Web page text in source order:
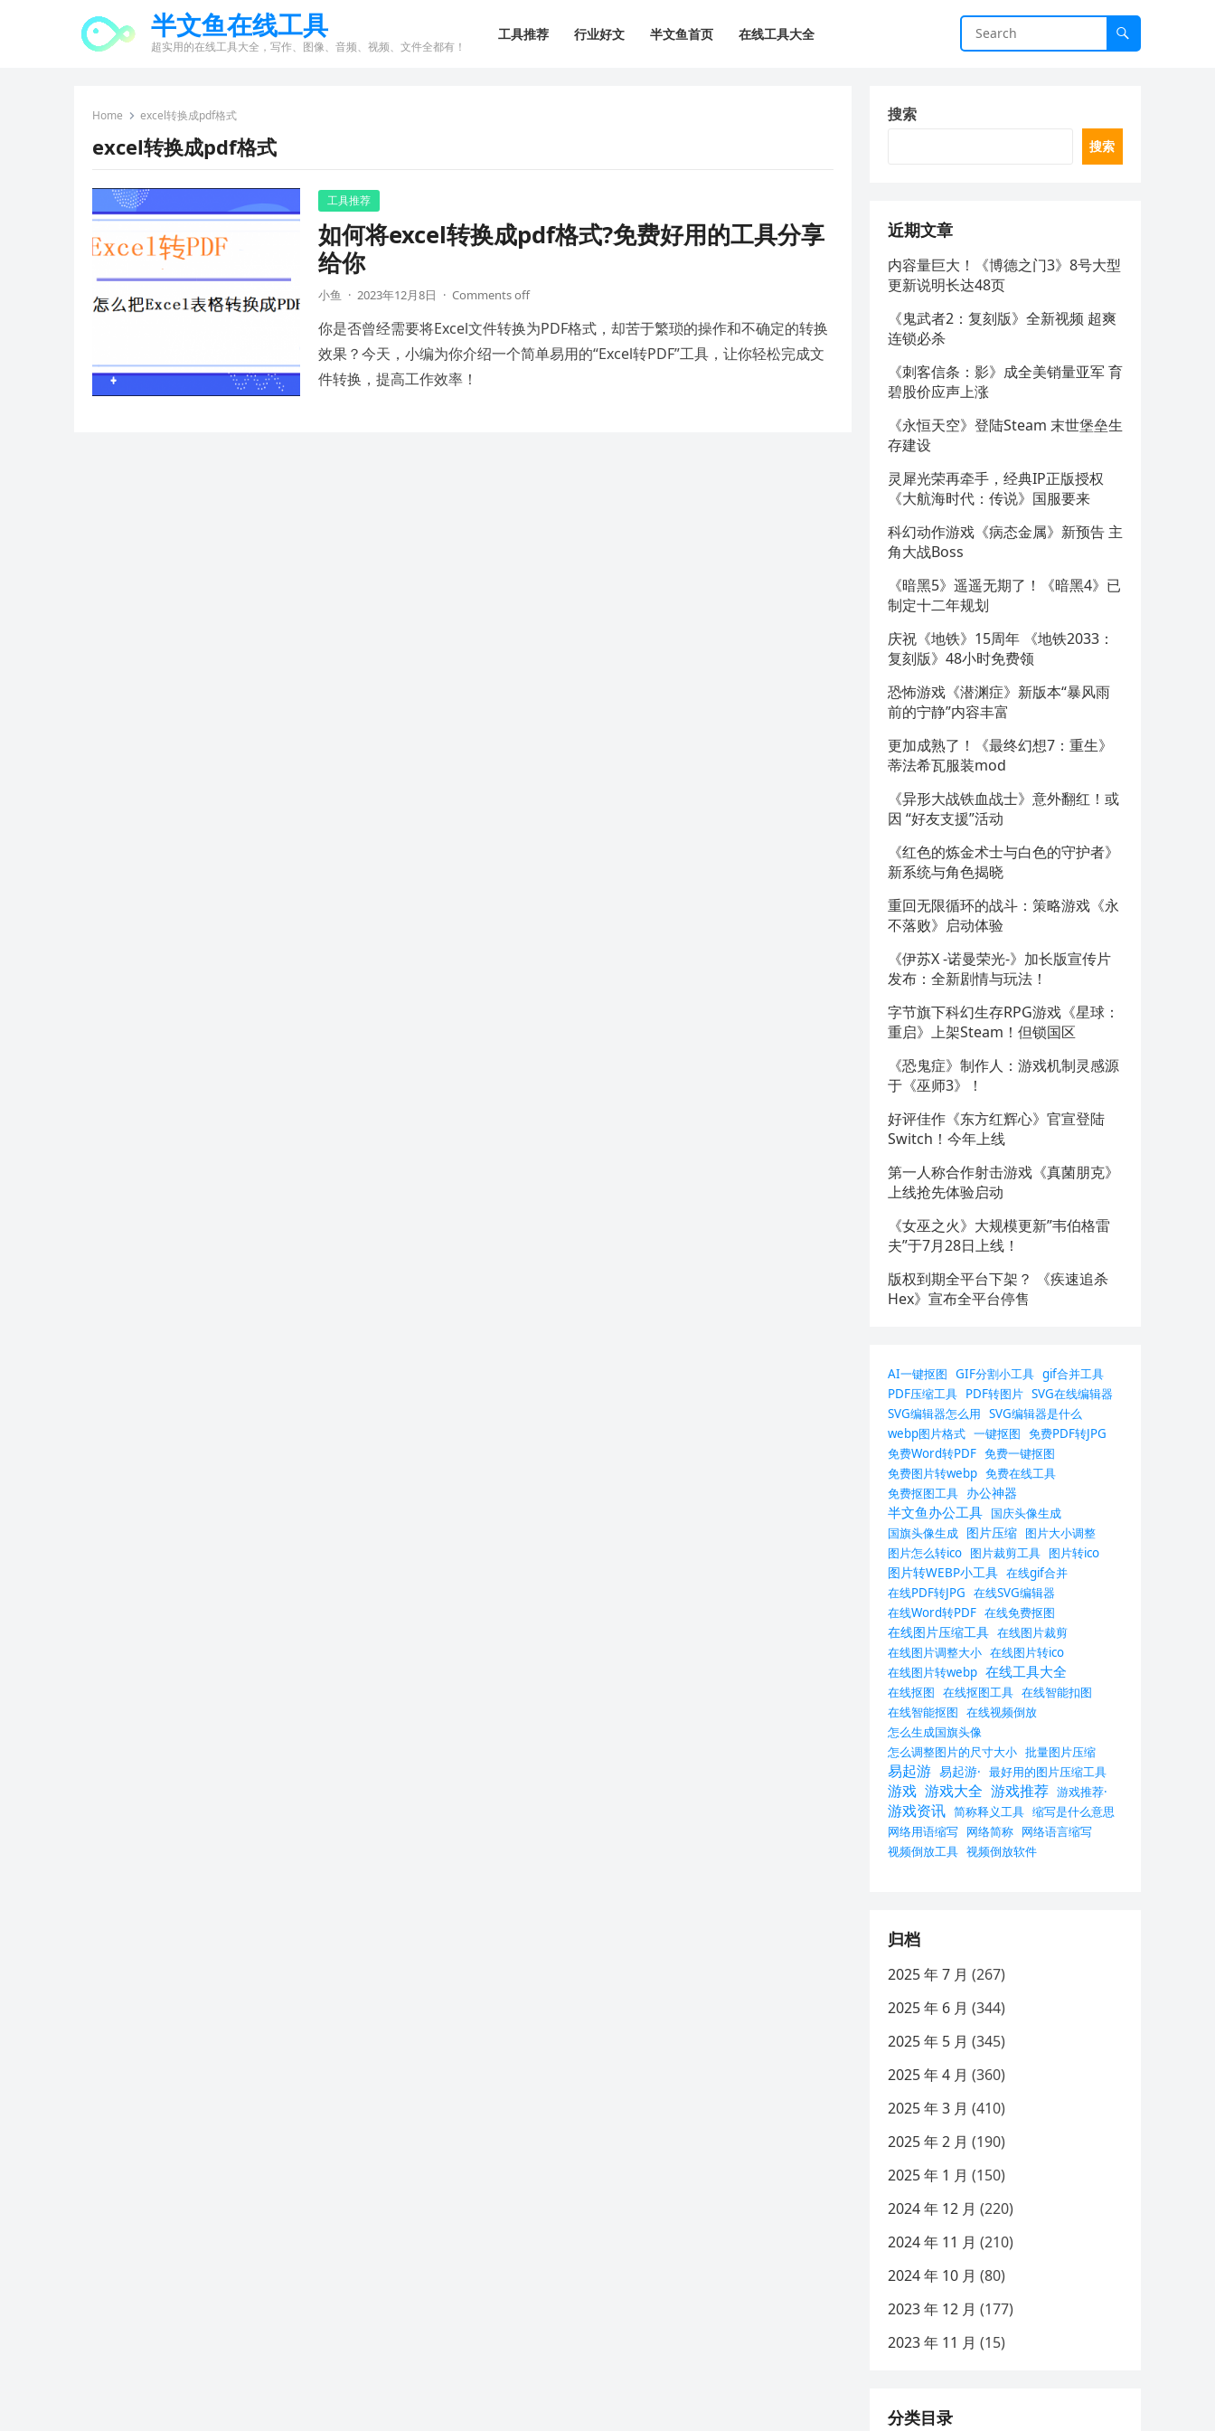
半文鱼在线工具
超实用的在线工具大全，写作、图像、音频、视频、文件全都有！
工具推荐 行业好文 半文鱼首页 在线工具大全
Home excel转换成pdf格式
excel转换成pdf格式
工具推荐
如何将excel转换成pdf格式?免费好用的工具分享
给你
小鱼 · 2023年12月8日 · Comments off
你是否曾经需要将Excel文件转换为PDF格式，却苦于繁琐的操作和不确定的转换
效果？今天，小编为你介绍一个简单易用的“Excel转PDF”工具，让你轻松完成文
件转换，提高工作效率！
搜索
搜索
近期文章
内容量巨大！《博德之门3》8号大型
更新说明长达48页
《鬼武者2：复刻版》全新视频 超爽
连锁必杀
《刺客信条：影》成全美销量亚军 育
碧股价应声上涨
《永恒天空》登陆Steam 末世堡垒生
存建设
灵犀光荣再牵手，经典IP正版授权
《大航海时代：传说》国服要来
科幻动作游戏《病态金属》新预告 主
角大战Boss
《暗黑5》遥遥无期了！《暗黑4》已
制定十二年规划
庆祝《地铁》15周年 《地铁2033：
复刻版》48小时免费领
恐怖游戏《潜渊症》新版本“暴风雨
前的宁静”内容丰富
更加成熟了！《最终幻想7：重生》
蒂法希瓦服装mod
《异形大战铁血战士》意外翻红！或
因 “好友支援”活动
《红色的炼金术士与白色的守护者》
新系统与角色揭晓
重回无限循环的战斗：策略游戏《永
不落败》启动体验
《伊苏X -诺曼荣光-》加长版宣传片
发布：全新剧情与玩法！
字节旗下科幻生存RPG游戏《星球：
重启》上架Steam！但锁国区
《恐鬼症》制作人：游戏机制灵感源
于《巫师3》！
好评佳作《东方红辉心》官宣登陆
Switch！今年上线
第一人称合作射击游戏《真菌朋克》
上线抢先体验启动
《女巫之火》大规模更新”韦伯格雷
夫”于7月28日上线！
版权到期全平台下架？ 《疾速追杀
Hex》宣布全平台停售
AI一键抠图 GIF分割小工具 gif合并工具
PDF压缩工具 PDF转图片 SVG在线编辑器
SVG编辑器怎么用 SVG编辑器是什么
webp图片格式 一键抠图 免费PDF转JPG
免费Word转PDF 免费一键抠图
免费图片转webp 免费在线工具
免费抠图工具 办公神器
半文鱼办公工具 国庆头像生成
国旗头像生成 图片压缩 图片大小调整
图片怎么转ico 图片裁剪工具 图片转ico
图片转WEBP小工具 在线gif合并
在线PDF转JPG 在线SVG编辑器
在线Word转PDF 在线免费抠图
在线图片压缩工具 在线图片裁剪
在线图片调整大小 在线图片转ico
在线图片转webp 在线工具大全
在线抠图 在线抠图工具 在线智能扣图
在线智能抠图 在线视频倒放
怎么生成国旗头像
怎么调整图片的尺寸大小 批量图片压缩
易起游 易起游· 最好用的图片压缩工具
游戏 游戏大全 游戏推荐 游戏推荐·
游戏资讯 简称释义工具 缩写是什么意思
网络用语缩写 网络简称 网络语言缩写
视频倒放工具 视频倒放软件
归档
2025 年 7 月 (267)
2025 年 6 月 (344)
2025 年 5 月 (345)
2025 年 4 月 (360)
2025 年 3 月 (410)
2025 年 2 月 (190)
2025 年 1 月 (150)
2024 年 12 月 (220)
2024 年 11 月 (210)
2024 年 10 月 (80)
2023 年 12 月 (177)
2023 年 11 月 (15)
分类目录